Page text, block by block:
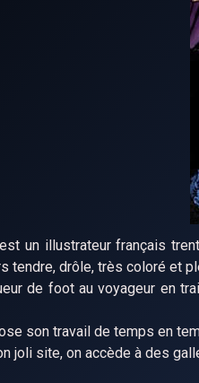
un illustrateur français
tendre, drôle, très coloré et
de foot au voyageur en
son travail de temps en
joli site, on accède à des